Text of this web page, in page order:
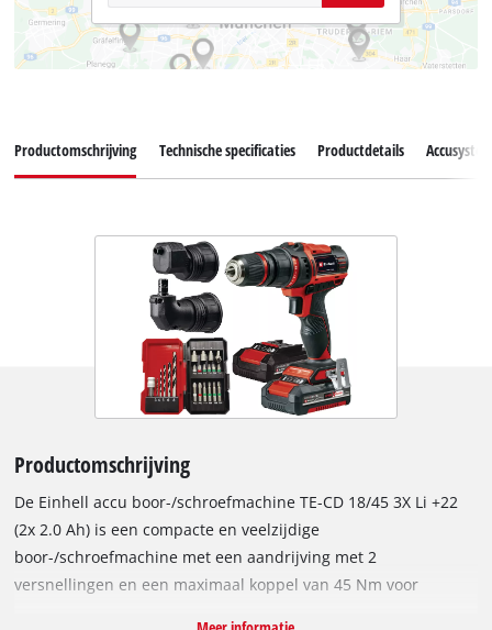
Productomschrijving Technische specificaties Productdetails
Productomschrijving
De Einhell accu boor-/schroefmachine TE-CD 18/45 3X Li +22
(2x 2.0 Ah) is een compacte en veelzijdige
boor-/schroefmachine met een aandrijving met 2
versnellingen en een maximaal koppel van 45 Nm voor